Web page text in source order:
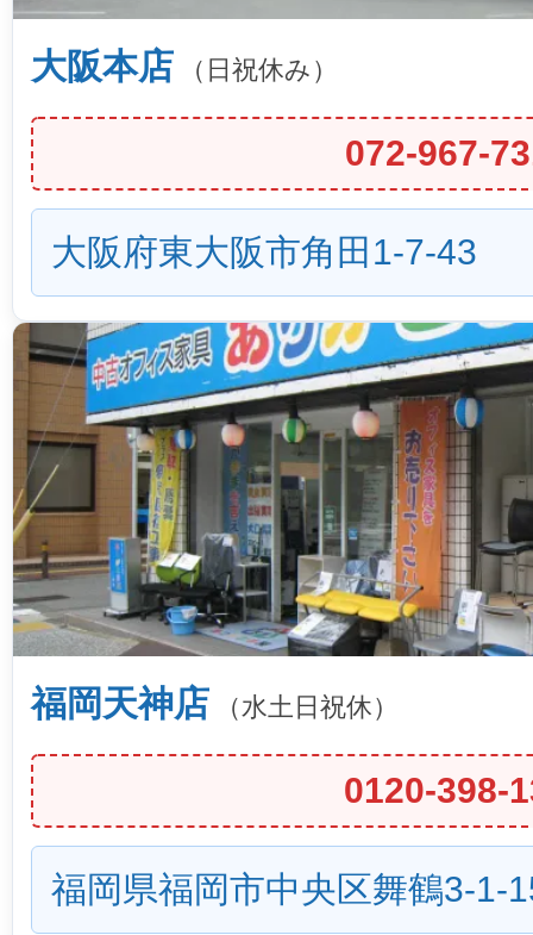
大阪本店 （日祝休み）
072-967-
大阪府東大阪市角田1-7-43
福岡天神店 （水土日祝休）
0120-398-
福岡県福岡市中央区舞鶴3-1-